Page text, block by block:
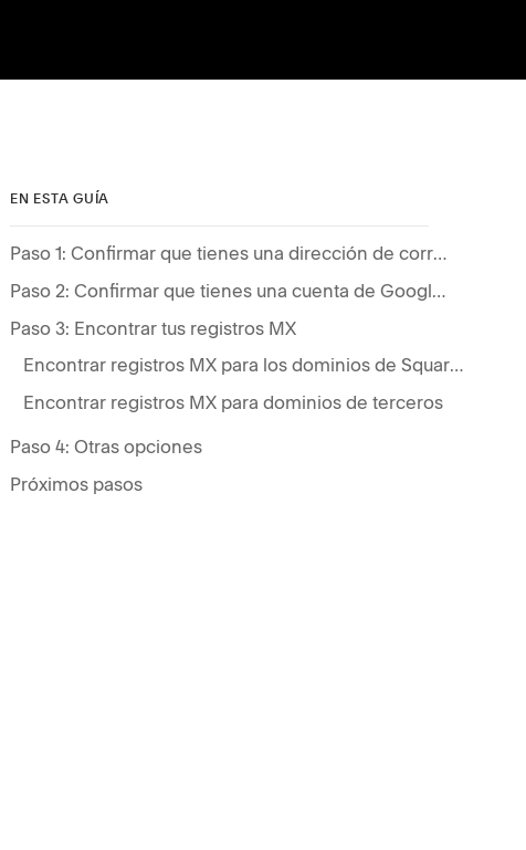
EN ESTA GUÍA
Paso 1: Confirmar que tienes una dirección de correo electrónico personalizada
Paso 2: Confirmar que tienes una cuenta de Google Workspace de Squarespace
Paso 3: Encontrar tus registros MX
Encontrar registros MX para los dominios de Squarespace
Encontrar registros MX para dominios de terceros
Paso 4: Otras opciones
Próximos pasos